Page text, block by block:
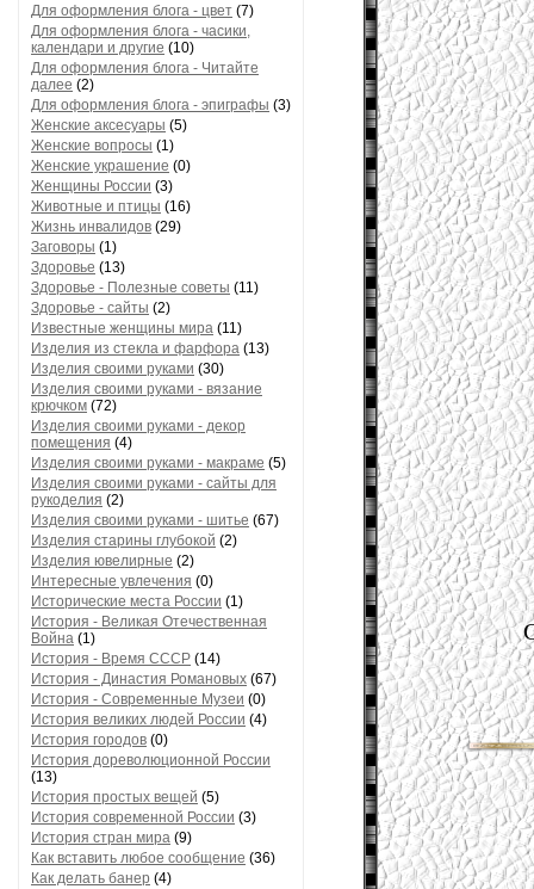
Для оформления блога - цвет (7)
Для оформления блога - часики,
календари и другие (10)
Для оформления блога - Читайте
далее (2)
Для оформления блога - эпиграфы (3)
Женские аксесуары (5)
Женские вопросы (1)
Женские украшение (0)
Женщины России (3)
Животные и птицы (16)
Жизнь инвалидов (29)
Заговоры (1)
Здоровье (13)
Здоровье - Полезные советы (11)
Здоровье - сайты (2)
Известные женщины мира (11)
Изделия из стекла и фарфора (13)
Изделия своими руками (30)
Изделия своими руками - вязание
крючком (72)
Изделия своими руками - декор
помещения (4)
Изделия своими руками - макраме (5)
Изделия своими руками - сайты для
рукоделия (2)
Изделия своими руками - шитье (67)
Изделия старины глубокой (2)
Изделия ювелирные (2)
Интересные увлечения (0)
Исторические места России (1)
История - Великая Отечественная
Война (1)
История - Время СССР (14)
История - Династия Романовых (67)
История - Современные Музеи (0)
История великих людей России (4)
История городов (0)
История дореволюционной России
(13)
История простых вещей (5)
История современной России (3)
История стран мира (9)
Как вставить любое сообщение (36)
Как делать банер (4)